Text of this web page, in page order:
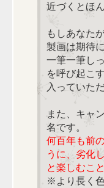
近づくとほ
もしあなた
製画は期待
一筆一筆し
を呼び起こ
入っていた
また、キャ
名です。
何百年も前
うに、劣化
と楽しむこ
※より長く